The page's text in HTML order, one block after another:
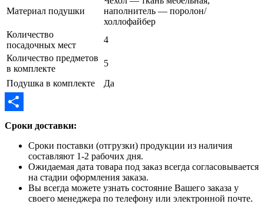
Материал подушки
наполнитель — поролон/
холлофайбер
Количество
посадочных мест
4
Количество предметов
в комплекте
5
Подушка в комплекте
Да
Отправить
Сроки доставки:
Сроки поставки (отгрузки) продукции из наличия
составляют 1-2 рабочих дня.
Ожидаемая дата товара под заказ всегда согласовывается
на стадии оформления заказа.
Вы всегда можете узнать состояние Вашего заказа у
своего менеджера по телефону или электронной почте.